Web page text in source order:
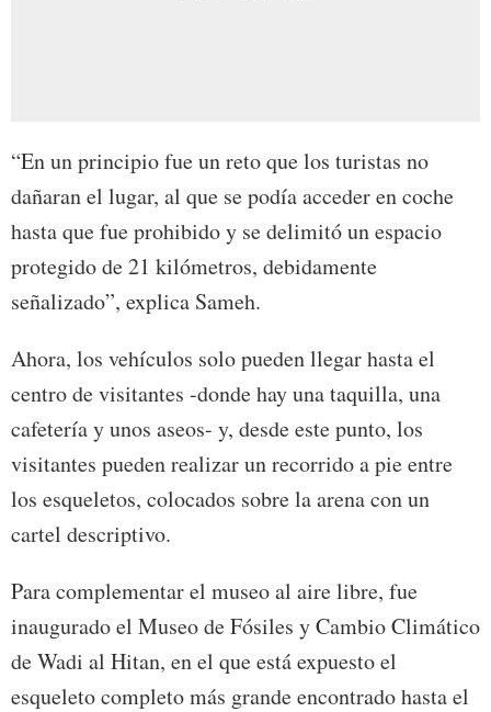
“En un principio fue un reto que los turistas no
dañaran el lugar, al que se podía acceder en coche
hasta que fue prohibido y se delimitó un espacio
protegido de 21 kilómetros, debidamente
señalizado”, explica Sameh.
Ahora, los vehículos solo pueden llegar hasta el
centro de visitantes -donde hay una taquilla, una
cafetería y unos aseos- y, desde este punto, los
visitantes pueden realizar un recorrido a pie entre
los esqueletos, colocados sobre la arena con un
cartel descriptivo.
Para complementar el museo al aire libre, fue
inaugurado el Museo de Fósiles y Cambio Climático
de Wadi al Hitan, en el que está expuesto el
esqueleto completo más grande encontrado hasta el